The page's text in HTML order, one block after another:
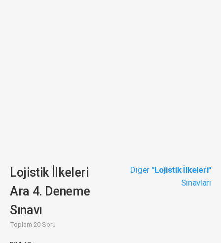
Lojistik İlkeleri
Ara 4. Deneme
Sınavı
Toplam 20 Soru
Diğer "Lojistik İlkeleri"
Sınavları